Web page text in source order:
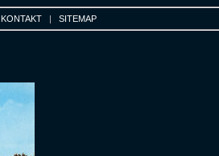
KONTAKT | SITEMAP